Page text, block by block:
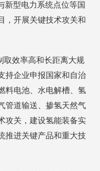
新型电力系统点位等国
，开展关键技术攻关和
取效率高和长距离大规
持企业申报国家和自治
料电池、水电解槽、氢
管道输送、掺氢天然气
攻关，建设氢能装备实
推进关键产品和重大技